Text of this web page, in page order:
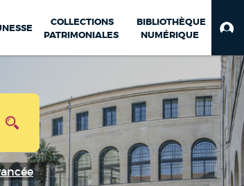
COLLECTIONS
PATRIMONIALES
BIBLIOTHÈQUE
NUMÉRIQUE